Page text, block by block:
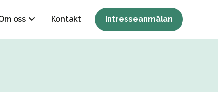
oss Kontakt Intresseanmälan